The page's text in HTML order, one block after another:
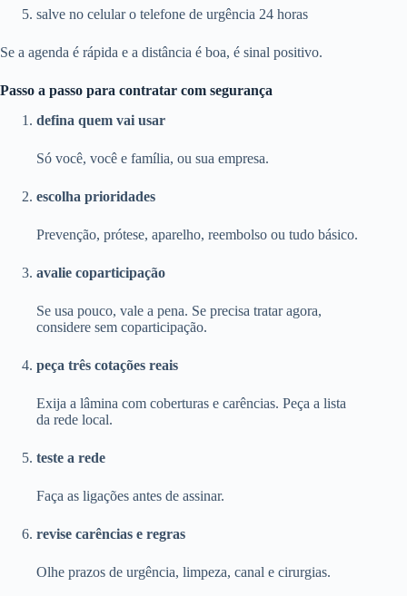
salve no celular o telefone de urgência 24 horas
Se a agenda é rápida e a distância é boa, é sinal positivo.
Passo a passo para contratar com segurança
defina quem vai usar
Só você, você e família, ou sua empresa.
escolha prioridades
Prevenção, prótese, aparelho, reembolso ou tudo básico.
avalie coparticipação
Se usa pouco, vale a pena. Se precisa tratar agora,
considere sem coparticipação.
peça três cotações reais
Exija a lâmina com coberturas e carências. Peça a lista
da rede local.
teste a rede
Faça as ligações antes de assinar.
revise carências e regras
Olhe prazos de urgência, limpeza, canal e cirurgias.